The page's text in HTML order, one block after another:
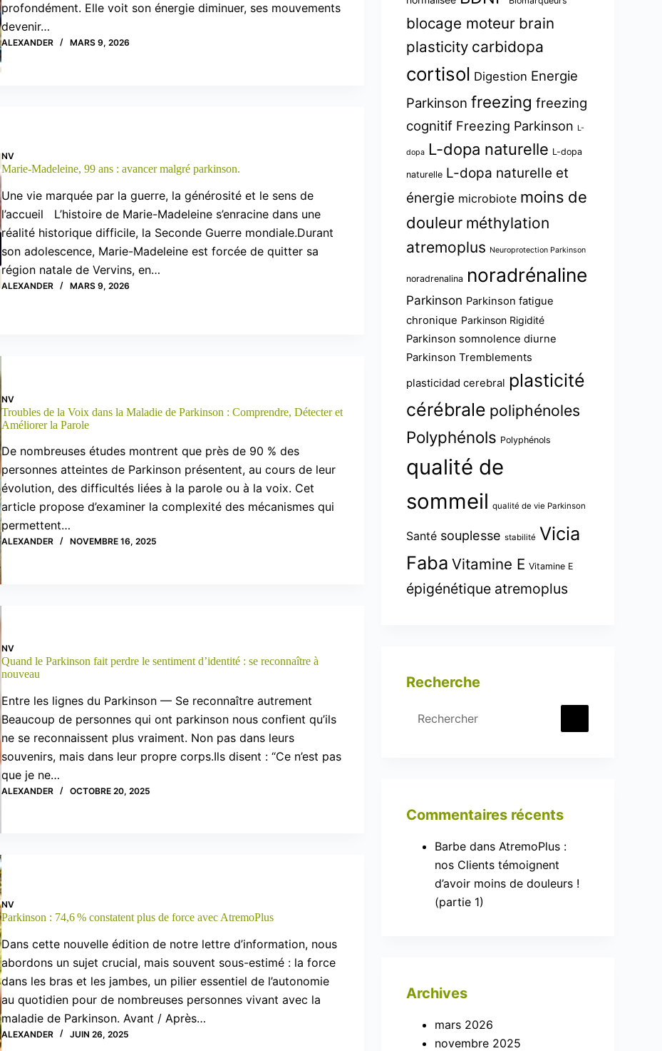
profondément. Elle voit son énergie diminuer, ses mouvements
devenir…
ALEXANDER MARS 9, 2026
NV
Marie-Madeleine, 99 ans : avancer malgré parkinson.
Une vie marquée par la guerre, la générosité et le sens de
l’accueil L’histoire de Marie-Madeleine s’enracine dans une
réalité historique difficile, la Seconde Guerre mondiale.Durant
son adolescence, Marie-Madeleine est forcée de quitter sa
région natale de Vervins, en…
ALEXANDER MARS 9, 2026
NV
Troubles de la Voix dans la Maladie de Parkinson : Comprendre, Détecter et
Améliorer la Parole
De nombreuses études montrent que près de 90 % des
personnes atteintes de Parkinson présentent, au cours de leur
évolution, des difficultés liées à la parole ou à la voix. Cet
article propose d’examiner la complexité des mécanismes qui
permettent…
ALEXANDER NOVEMBRE 16, 2025
NV
Quand le Parkinson fait perdre le sentiment d’identité : se reconnaître à
nouveau
Entre les lignes du Parkinson — Se reconnaître autrement
Beaucoup de personnes qui ont parkinson nous confient qu’ils
ne se reconnaissent plus vraiment. Non pas dans leurs
souvenirs, mais dans leur propre corps.Ils disent : “Ce n’est pas
que je ne…
ALEXANDER OCTOBRE 20, 2025
NV
Parkinson : 74,6 % constatent plus de force avec AtremoPlus
Dans cette nouvelle édition de notre lettre d’information, nous
abordons un sujet crucial, mais souvent sous-estimé : la force
dans les bras et les jambes, un pilier essentiel de l’autonomie
au quotidien pour de nombreuses personnes vivant avec la
maladie de Parkinson. Avant / Après…
ALEXANDER JUIN 26, 2025
blocage moteur brain
plasticity carbidopa
cortisol Digestion Energie
Parkinson freezing freezing
cognitif Freezing Parkinson L-
dopa L-dopa naturelle L-dopa
naturelle L-dopa naturelle et
énergie microbiote moins de
douleur méthylation
atremoplus Neuroprotection Parkinson
noradrenalina noradrénaline
Parkinson Parkinson fatigue
chronique Parkinson Rigidité
Parkinson somnolence diurne
Parkinson Tremblements
plasticidad cerebral plasticité
cérébrale poliphénoles
Polyphénols Polyphénols
qualité de
sommeil qualité de vie Parkinson
Santé souplesse stabilité Vicia
Faba Vitamine E Vitamine E
épigénétique atremoplus
Recherche
Aucun
Commentaires récents
Barbe dansAtremoPlus :
nos Clients témoignent
d’avoir moins de douleurs !
(partie 1)
Archives
mars 2026
novembre 2025